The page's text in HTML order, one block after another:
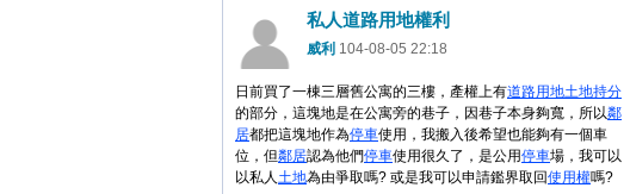
私人道路用地權利
威利 104-08-05 22:18
日前買了一棟三層舊公寓的三樓，產權上有道路用地土地持分
的部分，這塊地是在公寓旁的巷子，因巷子本身夠寬，所以鄰
居都把這塊地作為停車使用，我搬入後希望也能夠有一個車
位，但鄰居認為他們停車使用很久了，是公用停車場，我可以
以私人土地為由爭取嗎? 或是我可以申請鑑界取回使用權嗎?